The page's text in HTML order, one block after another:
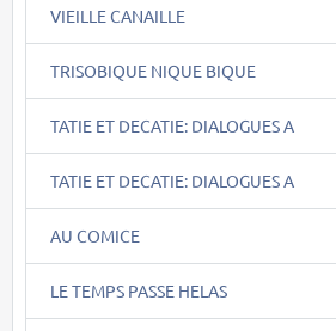
VIEILLE CANAILLE
TRISOBIQUE NIQUE BIQUE
TATIE ET DECATIE: DIALOGUES A
TATIE ET DECATIE: DIALOGUES A
AU COMICE
LE TEMPS PASSE HELAS